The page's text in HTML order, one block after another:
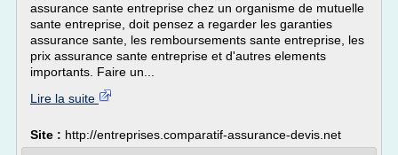
assurance sante entreprise chez un organisme de mutuelle
sante entreprise, doit pensez a regarder les garanties
assurance sante, les remboursements sante entreprise, les
prix assurance sante entreprise et d'autres elements
importants. Faire un...
Lire la suite
Site : http://entreprises.comparatif-assurance-devis.net